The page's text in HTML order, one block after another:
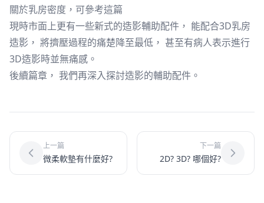
關於乳房密度，可參考這篇
現時市面上更有一些新式的造影輔助配件， 能配合3D乳房
造影， 將擠壓過程的痛楚降至最低， 甚至有病人表示進行
3D造影時並無痛感。
後續篇章， 我們再深入探討造影的輔助配件。
上一篇
微柔軟墊有什麼好?
下一篇
2D? 3D? 哪個好?